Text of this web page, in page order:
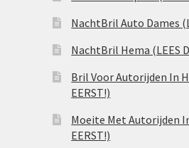
NachtBril Auto Dames
NachtBril Hema (LEES
Bril Voor Autorijden In
EERST!)
Moeite Met Autorijden
EERST!)